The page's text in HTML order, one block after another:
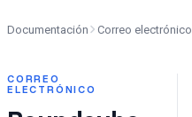
Documentación Correo electrónico
CORREO
ELECTRÓNICO